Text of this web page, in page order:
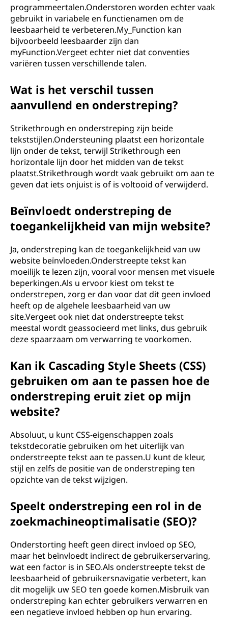
programmeertalen.Onderstoren worden echter vaak
gebruikt in variabele en functienamen om de
leesbaarheid te verbeteren.My_Function kan
bijvoorbeeld leesbaarder zijn dan
myFunction.Vergeet echter niet dat conventies
variëren tussen verschillende talen.
Wat is het verschil tussen
aanvullend en onderstreping?
Strikethrough en onderstreping zijn beide
tekststijlen.Ondersteuning plaatst een horizontale
lijn onder de tekst, terwijl Strikethrough een
horizontale lijn door het midden van de tekst
plaatst.Strikethrough wordt vaak gebruikt om aan te
geven dat iets onjuist is of is voltooid of verwijderd.
Beïnvloedt onderstreping de
toegankelijkheid van mijn website?
Ja, onderstreping kan de toegankelijkheid van uw
website beïnvloeden.Onderstreepte tekst kan
moeilijk te lezen zijn, vooral voor mensen met visuele
beperkingen.Als u ervoor kiest om tekst te
onderstrepen, zorg er dan voor dat dit geen invloed
heeft op de algehele leesbaarheid van uw
site.Vergeet ook niet dat onderstreepte tekst
meestal wordt geassocieerd met links, dus gebruik
deze spaarzaam om verwarring te voorkomen.
Kan ik Cascading Style Sheets (CSS)
gebruiken om aan te passen hoe de
onderstreping eruit ziet op mijn
website?
Absoluut, u kunt CSS-eigenschappen zoals
tekstdecoratie gebruiken om het uiterlijk van
onderstreepte tekst aan te passen.U kunt de kleur,
stijl en zelfs de positie van de onderstreping ten
opzichte van de tekst wijzigen.
Speelt onderstreping een rol in de
zoekmachineoptimalisatie (SEO)?
Onderstorting heeft geen direct invloed op SEO,
maar het beïnvloedt indirect de gebruikerservaring,
wat een factor is in SEO.Als onderstreepte tekst de
leesbaarheid of gebruikersnavigatie verbetert, kan
dit mogelijk uw SEO ten goede komen.Misbruik van
onderstreping kan echter gebruikers verwarren en
een negatieve invloed hebben op hun ervaring.